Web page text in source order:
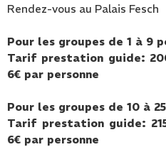
Rendez-vous au Palais Fesch
Pour les groupes de 1 à 9
Tarif prestation guide:
6€ par personne
Pour les groupes de 10 à
Tarif prestation guide:
6€ par personne